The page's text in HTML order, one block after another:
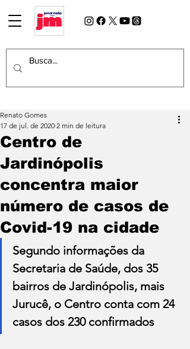
Centro de
Jardinópolis
concentra maior
número de casos de
Covid-19 na cidade
Renato Gomes
17 de jul. de 2020 2 min de leitura
Segundo informações da
Secretaria de Saúde, dos 35
bairros de Jardinópolis, mais
Jurucê, o Centro conta com 24
casos dos 230 confirmados